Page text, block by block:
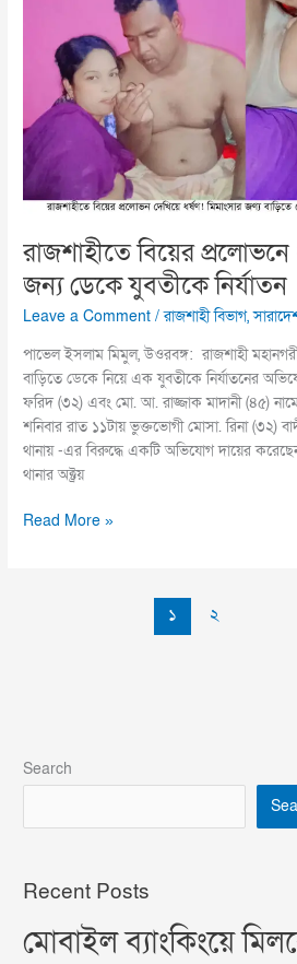
রাজশাহীতে বিয়ের প্রলোভনে
জন্য ডেকে যুবতীকে নির্যাতন
Leave a Comment /রাজশাহী বিভাগ,
পাভেল ইসলাম মিমুল, উওরবঙ্গ: রাজশাহী
বাড়িতে ডেকে নিয়ে এক যুবতীকে নির্যাতনের
ফরিদ (৩২) এবং মো. আ. রাজ্জাক মাদানী (৪৫) নামে
শনিবার রাত ১১টায় ভুক্তভোগী মোসা. রিনা (৩২)
থানায় -এর বিরুদ্ধে একটি অভিযোগ দায়ের
থানার অক্ট্রয়
ধর্ষণ,মীমাংসার
ডেকে
যুবতীকে
Read More »
১ ২
Search
Recent Posts
মোবাইল ব্যাংকিংয়ে